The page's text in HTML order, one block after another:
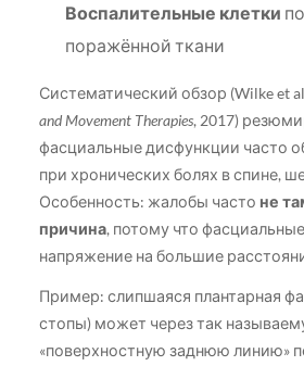
Воспалительные клетки
поражённой ткани
Систематический обзор (Wilke et
and Movement Therapies, 2017)
фасциальные дисфункции часто
при хронических болях в спине,
Особенность: жалобы часто не
причина, потому что
напряжение на большие
Пример: слипшаяся плантарная
стопы) может через так
«поверхностную заднюю линию»